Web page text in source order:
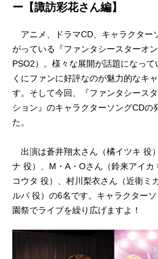
ー【諏訪彩花さん編】
アニメ、ドラマCD、キャラクター
がっている『ファンタシースターオン
PSO2）。様々な展開が話題になって
くにファンに好評なのが魅力的なキ
す。そして今回、『ファンタシース
ション』のキャラクターソングCDの
た。
出演は蒼井翔太さん（橘イツキ 役
ナ 役）、M・A・Oさん（鈴来アイ
コウタ 役）、村川梨衣さん（近衛ミ
ルバ 役）の6名です。キャラクター
園祭でライブを繰り広げますよ！